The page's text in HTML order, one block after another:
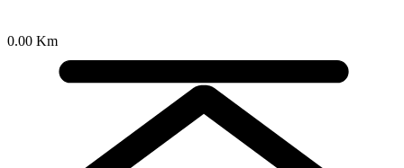
0.00 Km